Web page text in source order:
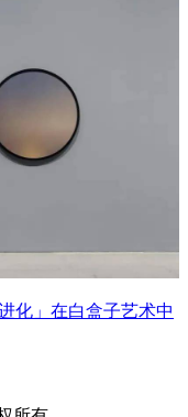
化」在白盒子艺术中